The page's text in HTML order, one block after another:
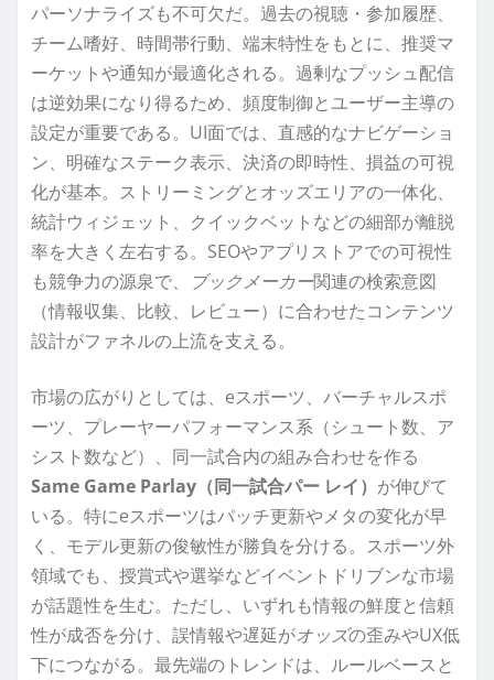
パーソナライズも不可欠だ。過去の視聴・参加履歴、
チーム嗜好、時間帯行動、端末特性をもとに、推奨マ
ーケットや通知が最適化される。過剰なプッシュ配信
は逆効果になり得るため、頻度制御とユーザー主導の
設定が重要である。UI面では、直感的なナビゲーショ
ン、明確なステーク表示、決済の即時性、損益の可視
化が基本。ストリーミングとオッズエリアの一体化、
統計ウィジェット、クイックベットなどの細部が離脱
率を大きく左右する。SEOやアプリストアでの可視性
も競争力の源泉で、
ブックメーカー関連の検索意図
（情報収集、比較、レビュー）に合わせたコンテンツ
設計がファネルの上流を支える。
市場の広がりとしては、eスポーツ、バーチャルスポ
ーツ、プレーヤーパフォーマンス系（シュート数、ア
シスト数など）、同一試合内の組み合わせを作る
Same Game Parlay（同一試合パー レイ） が伸びて
いる。特にeスポーツはパッチ更新やメタの変化が早
く、モデル更新の俊敏性が勝負を分ける。スポーツ外
領域でも、授賞式や選挙などイベントドリブンな市場
が話題性を生む。ただし、いずれも情報の鮮度と信頼
性が成否を分け、誤情報や遅延がオッズの歪みやUX低
下につながる。最先端のトレンドは、ルールベースと